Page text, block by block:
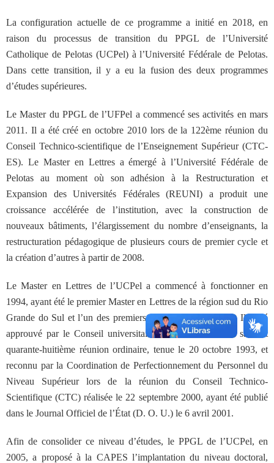
La configuration actuelle de ce programme a initié en 2018, en
raison du processus de transition du PPGL de l’Université
Catholique de Pelotas (UCPel) à l’Université Fédérale de Pelotas.
Dans cette transition, il y a eu la fusion des deux programmes
d’études supérieures.
Le Master du PPGL de l’UFPel a commencé ses activités en mars
2011. Il a été créé en octobre 2010 lors de la 122ème réunion du
Conseil Technico-scientifique de l’Enseignement Supérieur (CTC-
ES). Le Master en Lettres a émergé à l’Université Fédérale de
Pelotas au moment où son adhésion à la Restructuration et
Expansion des Universités Fédérales (REUNI) a produit une
croissance accélérée de l’institution, avec la construction de
nouveaux bâtiments, l’élargissement du nombre d’enseignants, la
restructuration pédagogique de plusieurs cours de premier cycle et
la création d’autres à partir de 2008.
Le Master en Lettres de l’UCPel a commencé à fonctionner en
1994, ayant été le premier Master en Lettres de la région sud du Rio
Grande do Sul et l’un des premiers de l’intérieur de l’état. Il a été
approuvé par le Conseil universitaire de l’UCPel lors de sa cent
quarante-huitième réunion ordinaire, tenue le 20 octobre 1993, et
reconnu par la Coordination de Perfectionnement du Personnel du
Niveau Supérieurlors de la réunion du Conseil Technico-
Scientifique (CTC) réalisée le 22 septembre 2000, ayant été publié
dans le Journal Officiel de l’État (D. O. U.) le 6 avril 2001.
Afin de consolider ce niveau d’études, le PPGL de l’UCPel, en
2005, a proposé à la CAPES l’implantation du niveau doctoral,